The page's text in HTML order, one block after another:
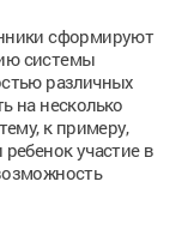
сформируют
системы
различных
на несколько
к примеру,
участие в